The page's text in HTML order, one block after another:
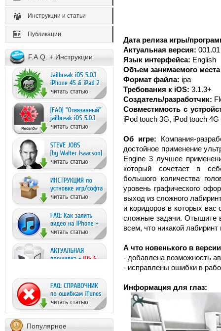
Инструкции и статьи
Публикации
F.A.Q. + Инструкции
Популярное
Дата релиза игры/
Актуальная версия: 001.01
Язык интерфейса: English
Объем занимаемого
Формат файла: ipa
Требования к iOS: 3.1.3+
Создатель/разработчик:
Совместимость с
iPod touch 3G, iPod touch 4G
Об игре: Компания-
достойное применение
Engine 3 лучшее
который сочетает в
большого количества
уровень графического
выход из сложного
и коридоров в которых
сложные задачи. Отыщите
всем, что никакой
А что новенького в
- добавлена возможность
- исправлены ошибки в
Информация для глаз: